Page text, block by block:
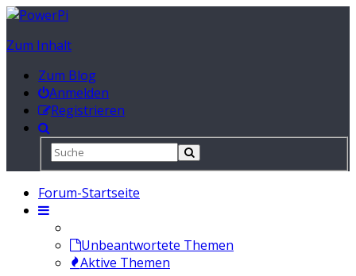
Zum Inhalt
Zum Blog
Anmelden
Registrieren
Forum-Startseite
Unbeantwortete Themen
Aktive Themen